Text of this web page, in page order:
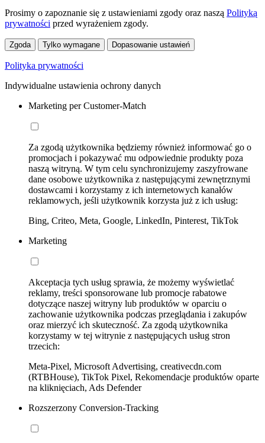
Prosimy o zapoznanie się z ustawieniami zgody oraz naszą Polityką
prywatności przed wyrażeniem zgody.
Zgoda Tylko wymagane Dopasowanie ustawień
Polityka prywatności
Indywidualne ustawienia ochrony danych
Marketing per Customer-Match
Za zgodą użytkownika będziemy również informować go o
promocjach i pokazywać mu odpowiednie produkty poza
naszą witryną. W tym celu synchronizujemy zaszyfrowane
dane osobowe użytkownika z następującymi zewnętrznymi
dostawcami i korzystamy z ich internetowych kanałów
reklamowych, jeśli użytkownik korzysta już z ich usług:
Bing, Criteo, Meta, Google, LinkedIn, Pinterest, TikTok
Marketing
Akceptacja tych usług sprawia, że możemy wyświetlać
reklamy, treści sponsorowane lub promocje rabatowe
dotyczące naszej witryny lub produktów w oparciu o
zachowanie użytkownika podczas przeglądania i zakupów
oraz mierzyć ich skuteczność. Za zgodą użytkownika
korzystamy w tej witrynie z następujących usług stron
trzecich:
Meta-Pixel, Microsoft Advertising, creativecdn.com
(RTBHouse), TikTok Pixel, Rekomendacje produktów oparte
na kliknięciach, Ads Defender
Rozszerzony Conversion-Tracking